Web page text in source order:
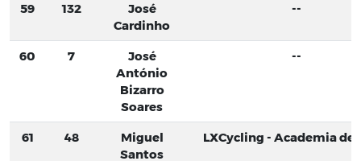
59 132
José
Cardinho
--
60 7
José
António
Bizarro
Soares
--
61 48
Miguel
Santos
LXCycling - Academia de